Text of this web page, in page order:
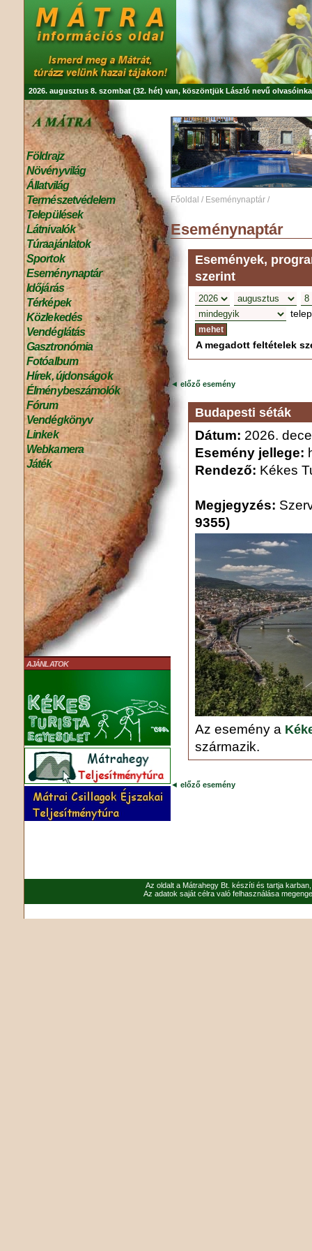
2026. augusztus 8. szombat (32. hét) van, köszöntjük László nevű
Földrajz
Növényvilág
Állatvilág
Természetvédelem
Települések
Látnivalók
Túraajánlatok
Sportok
Eseménynaptár
Időjárás
Térképek
Közlekedés
Vendéglátás
Gasztronómia
Fotóalbum
Hírek, újdonságok
Élménybeszámolók
Fórum
Vendégkönyv
Linkek
Webkamera
Játék
AJÁNLATOK
Főoldal / Eseménynaptár /
Eseménynaptár
Események,
szerint
A megadott feltételek
◄ előző esemény
Budapesti séták
Dátum: 2026.
Esemény jellege:
Rendező: Kékes
Megjegyzés:
9355)
Az esemény a
származik.
◄ előző esemény
Az oldalt a Mátrahegy Bt. készíti és tartja
Az adatok saját célra való felhasználása